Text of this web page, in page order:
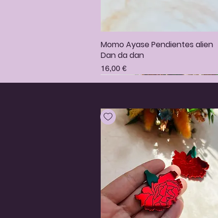
Vista rápida
Momo Ayase Pendientes alien
Dan da dan
Precio
16,00 €
Vista rápida
Pendientes Venus de gominola
Vista rápida
Pendientes Hazbin Hotel Charlie
Vista rápida
Pin Calcifer